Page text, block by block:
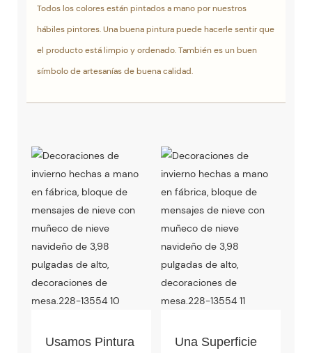
Todos los colores están pintados a mano por nuestros
hábiles pintores. Una buena pintura puede hacerle sentir que
el producto está limpio y ordenado. También es un buen
símbolo de artesanías de buena calidad.
Usamos Pintura
Una Superficie